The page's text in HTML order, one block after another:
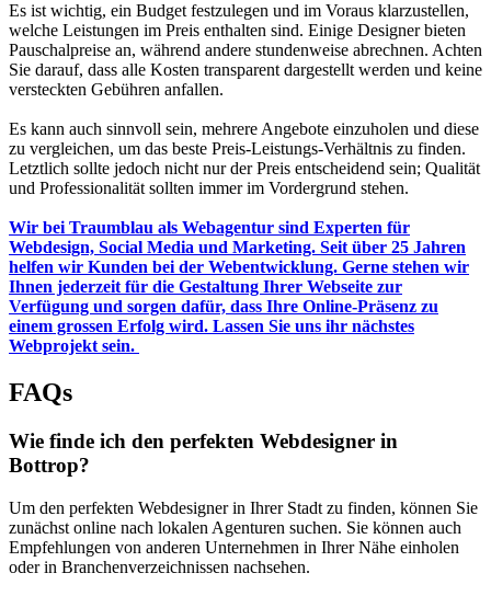
Es ist wichtig, ein Budget festzulegen und im Voraus klarzustellen,
welche Leistungen im Preis enthalten sind. Einige Designer bieten
Pauschalpreise an, während andere stundenweise abrechnen. Achten
Sie darauf, dass alle Kosten transparent dargestellt werden und keine
versteckten Gebühren anfallen.
Es kann auch sinnvoll sein, mehrere Angebote einzuholen und diese
zu vergleichen, um das beste Preis-Leistungs-Verhältnis zu finden.
Letztlich sollte jedoch nicht nur der Preis entscheidend sein; Qualität
und Professionalität sollten immer im Vordergrund stehen.
Wir bei Traumblau als Webagentur sind Experten für
Webdesign, Social Media und Marketing. Seit über 25 Jahren
helfen wir Kunden bei der Webentwicklung. Gerne stehen wir
Ihnen jederzeit für die Gestaltung Ihrer Webseite zur
Verfügung und sorgen dafür, dass Ihre Online-Präsenz zu
einem grossen Erfolg wird. Lassen Sie uns ihr nächstes
Webprojekt sein.
FAQs
Wie finde ich den perfekten Webdesigner in
Bottrop?
Um den perfekten Webdesigner in Ihrer Stadt zu finden, können Sie
zunächst online nach lokalen Agenturen suchen. Sie können auch
Empfehlungen von anderen Unternehmen in Ihrer Nähe einholen
oder in Branchenverzeichnissen nachsehen.